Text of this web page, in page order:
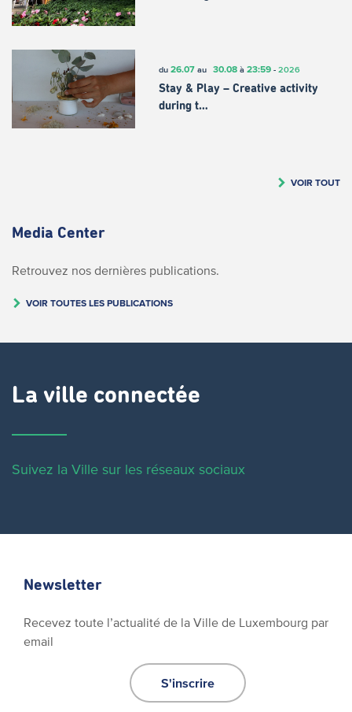
du 26.07au 30.08à 23:59- 2026
Stay & Play – Creative activity
during t…
VOIR TOUT
Media Center
Retrouvez nos dernières publications.
VOIR TOUTES LES PUBLICATIONS
La ville connectée
Suivez la Ville sur les réseaux sociaux
Newsletter
Recevez toute l’actualité de la Ville de Luxembourg par
email
S'inscrire